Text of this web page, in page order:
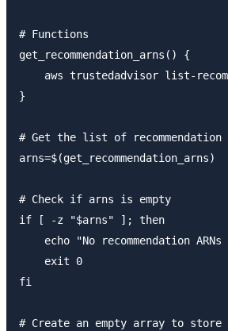
# Functions
get_recommendation_arns() {
aws trustedadvisor list-
}
# Get the list of recommendation
arns=$(get_recommendation_arns)
# Check if arns is empty
if [ -z "$arns" ]; then
echo "No recommendation ARNs
    exit 0
fi
# Create an empty array to store